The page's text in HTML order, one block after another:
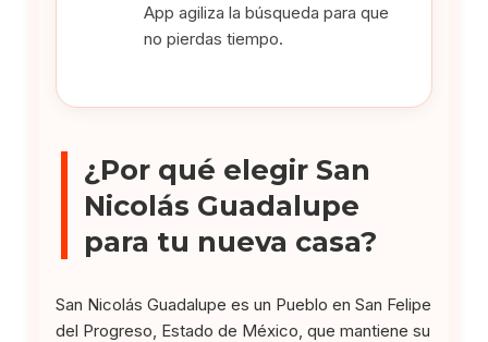
App agiliza la búsqueda para que
no pierdas tiempo.
¿Por qué elegir San
Nicolás Guadalupe
para tu nueva casa?
San Nicolás Guadalupe es un Pueblo en San Felipe
del Progreso, Estado de México, que mantiene su